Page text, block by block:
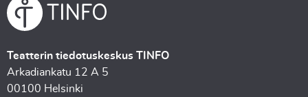
Teatterin tiedotuskeskus TINFO
Arkadiankatu 12 A 5
00100 Helsinki